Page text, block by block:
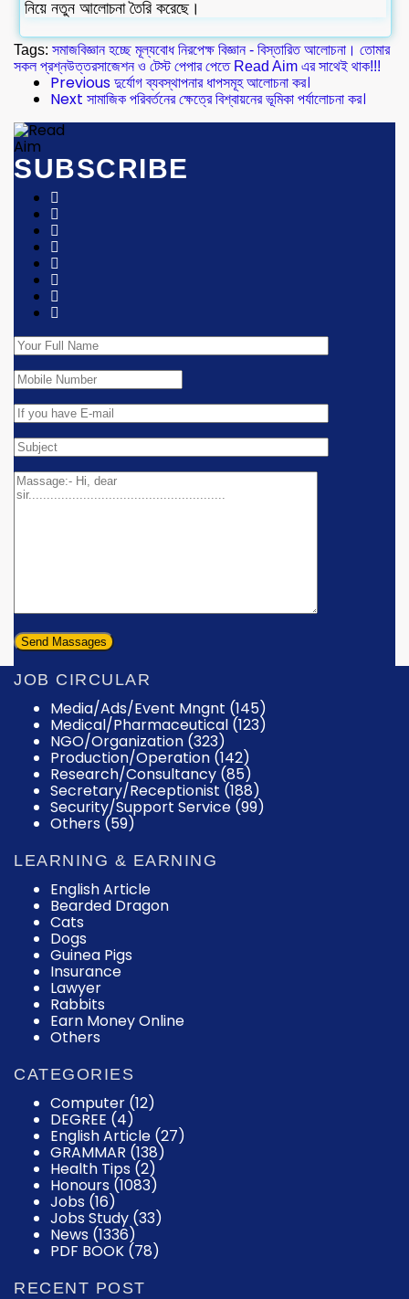
নিয়ে নতুন আলোচনা তৈরি করেছে।
Tags: সমাজবিজ্ঞান হচ্ছে মূল্যবোধ নিরপেক্ষ বিজ্ঞান - বিস্তারিত আলোচনা। তোমার
সকল প্রশ্নউত্তরসাজেশন ও টেস্ট পেপার পেতে Read Aim এর সাথেই থাক!!!
Previousদুর্যোগ ব্যবস্থাপনার ধাপসমূহ আলোচনা কর।
Next সামাজিক পরিবর্তনের ক্ষেত্রে বিশ্বায়নের ভূমিকা পর্যালোচনা কর।
SUBSCRIBE
JOB CIRCULAR
Media/Ads/Event Mngnt (145)
Medical/Pharmaceutical (123)
NGO/Organization (323)
Production/Operation (142)
Research/Consultancy (85)
Secretary/Receptionist (188)
Security/Support Service (99)
Others (59)
LEARNING & EARNING
English Article
Bearded Dragon
Cats
Dogs
Guinea Pigs
Insurance
Lawyer
Rabbits
Earn Money Online
Others
CATEGORIES
Computer (12)
DEGREE (4)
English Article (27)
GRAMMAR (138)
Health Tips (2)
Honours (1083)
Jobs (16)
Jobs Study (33)
News (1336)
PDF BOOK (78)
RECENT POST